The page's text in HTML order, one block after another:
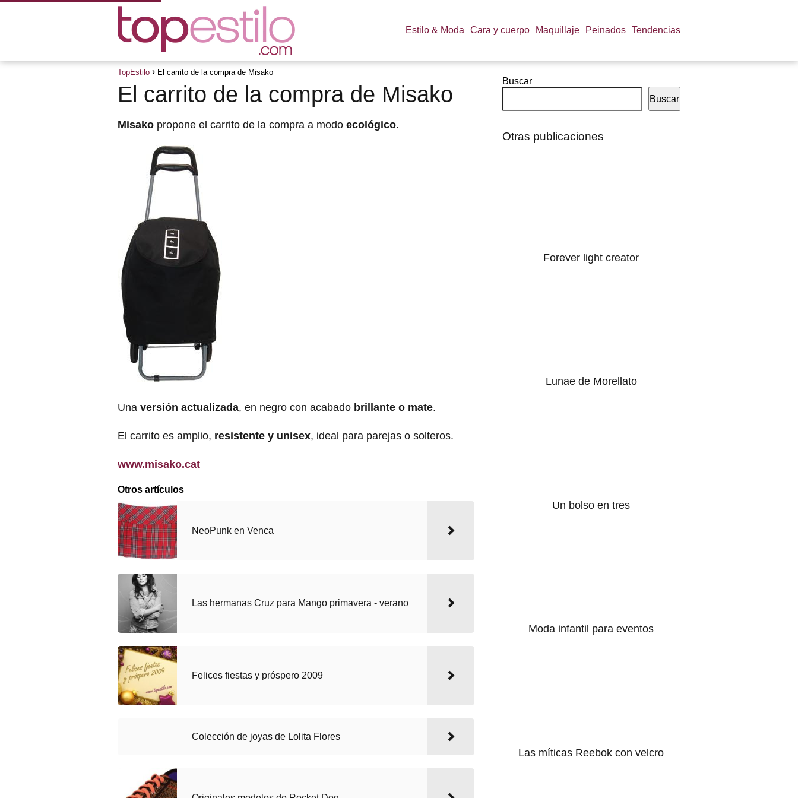
Estilo & Moda Cara y cuerpo Maquillaje Peinados Tendencias
TopEstilo El carrito de la compra de Misako
El carrito de la compra de Misako
Misako propone el carrito de la compra a modo ecológico.
Una versión actualizada, en negro con acabado brillante o mate.
El carrito es amplio, resistente y unisex, ideal para parejas o solteros.
www.misako.cat
Otros artículos
NeoPunk en Venca
Las hermanas Cruz para Mango primavera - verano
Felices fiestas y próspero 2009
Colección de joyas de Lolita Flores
Buscar
Buscar
Otras publicaciones
Forever light creator
Lunae de Morellato
Un bolso en tres
Moda infantil para eventos
Las míticas Reebok con velcro